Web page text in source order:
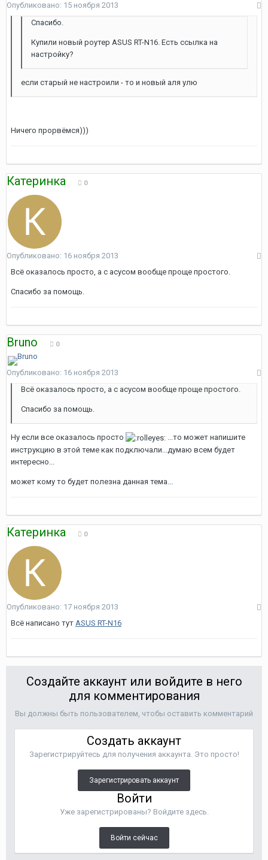
Опубликовано: 15 ноября 2013
Спасибо.
Купили новый роутер ASUS RT-N16. Есть ссылка на
настройку?
если старый не настроили - то и новый аля улю
Ничего прорвёмся)))
Катеринка 0
Опубликовано: 16 ноября 2013
Всё оказалось просто, а с асусом вообще проще простого.
Спасибо за помощь.
Bruno 0
Опубликовано: 16 ноября 2013
Всё оказалось просто, а с асусом вообще проще простого.
Спасибо за помощь.
Ну если все оказалось просто
...то может напишите
инструкцию в этой теме как подключали...думаю всем будет
интересно...
может кому то будет полезна данная тема...
Катеринка 0
Опубликовано: 17 ноября 2013
Всё написано тут ASUS RT-N16
Создайте аккаунт или войдите в него
для комментирования
Вы должны быть пользователем, чтобы оставить комментарий
Создать аккаунт
Зарегистрируйтесь для получения аккаунта. Это просто!
Зарегистрировать аккаунт
Войти
Уже зарегистрированы? Войдите здесь.
Войти сейчас